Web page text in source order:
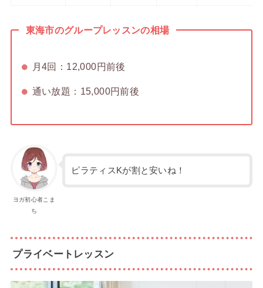
東海市のグループレッスンの相場
月4回：12,000円前後
通い放題：15,000円前後
ヨガ初心者こま
ち
ピラティスKが割と安いね！
プライベートレッスン